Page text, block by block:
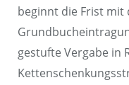
beginnt die Frist mit
gestufte Vergabe in